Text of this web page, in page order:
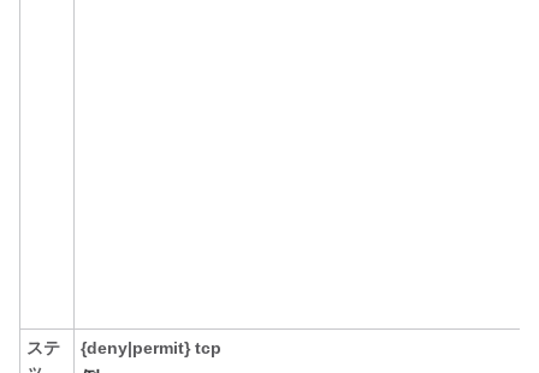
ステ
{deny|permit}tcp